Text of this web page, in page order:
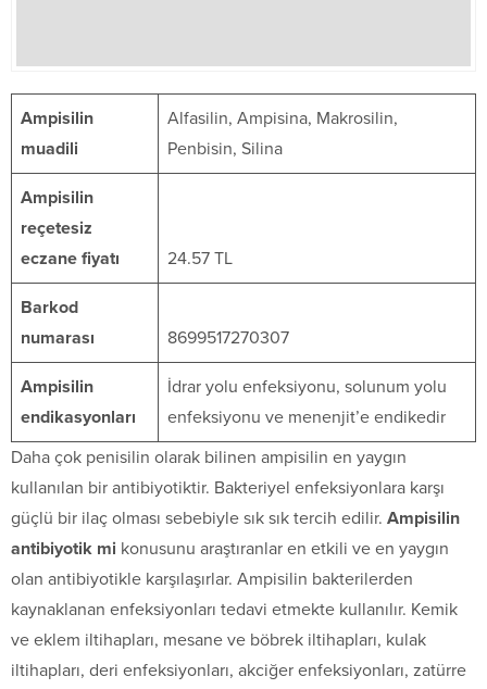
Ampisilin
muadili
Alfasilin, Ampisina, Makrosilin,
Penbisin, Silina
Ampisilin
reçetesiz
eczane fiyatı
24.57 TL
Barkod
numarası
8699517270307
Ampisilin
endikasyonları
İdrar yolu enfeksiyonu, solunum yolu
enfeksiyonu ve menenjit’e endikedir
Daha çok penisilin olarak bilinen ampisilin en yaygın
kullanılan bir antibiyotiktir. Bakteriyel enfeksiyonlara karşı
güçlü bir ilaç olması sebebiyle sık sık tercih edilir. Ampisilin
antibiyotik mi konusunu araştıranlar en etkili ve en yaygın
olan antibiyotikle karşılaşırlar. Ampisilin bakterilerden
kaynaklanan enfeksiyonları tedavi etmekte kullanılır. Kemik
ve eklem iltihapları, mesane ve böbrek iltihapları, kulak
iltihapları, deri enfeksiyonları, akciğer enfeksiyonları, zatürre